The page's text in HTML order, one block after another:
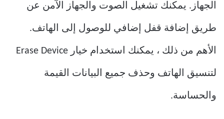
الجهاز. يمكنك تشغيل الصوت والجهاز الآمن عن
طريق إضافة قفل إضافي للوصول إلى الهاتف.
الأهم من ذلك ، يمكنك استخدام خيار Erase Device
لتنسيق الهاتف وحذف جميع البيانات القيمة
والحساسة.